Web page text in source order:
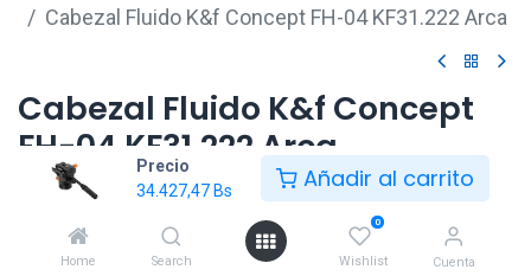
Precio
34.427,47Bs Añadir al carrito
Home Search
0
Wishlist Cuenta
Cabezal Fluido K&f Concept FH-04 KF31.222 Arca
Cabezal Fluido K&f Concept
FH-04 KF31.222 Arca
34.427,47Bs